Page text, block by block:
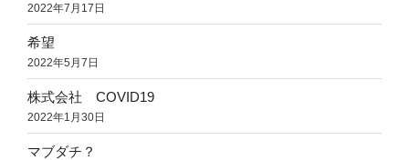
2022年7月17日
希望
2022年5月7日
株式会社 COVID19
2022年1月30日
マブダチ？